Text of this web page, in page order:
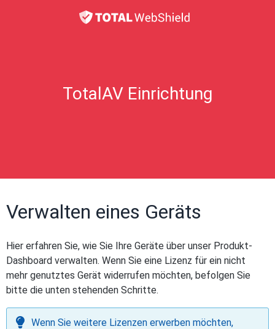
TotalAV Einrichtung
Verwalten eines Geräts
Hier erfahren Sie, wie Sie Ihre Geräte über unser Produkt-
Dashboard verwalten. Wenn Sie eine Lizenz für ein nicht
mehr genutztes Gerät widerrufen möchten, befolgen Sie
bitte die unten stehenden Schritte.
Wenn Sie weitere Lizenzen erwerben möchten,